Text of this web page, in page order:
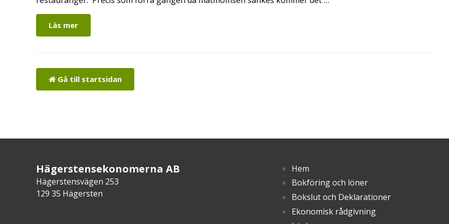
Läs mer
Gå till startsidan
Hägerstensekonomerna AB
Hägerstensvägen 253
129 35 Hägersten
Hem
Bokföring och löner
Bokslut och Deklarationer
Ekonomisk rådgivning